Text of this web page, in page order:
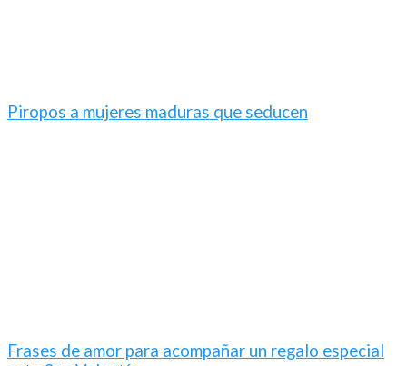
Piropos a mujeres maduras que seducen
Frases de amor para acompañar un regalo especial